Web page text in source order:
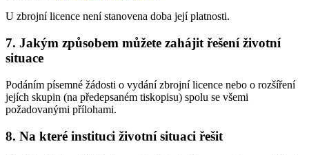
U zbrojní licence není stanovena doba její platnosti.
7. Jakým způsobem můžete zahájit řešení životní
situace
Podáním písemné žádosti o vydání zbrojní licence nebo o rozšíření
jejích skupin (na předepsaném tiskopisu) spolu se všemi
požadovanými přílohami.
8. Na které instituci životní situaci řešit